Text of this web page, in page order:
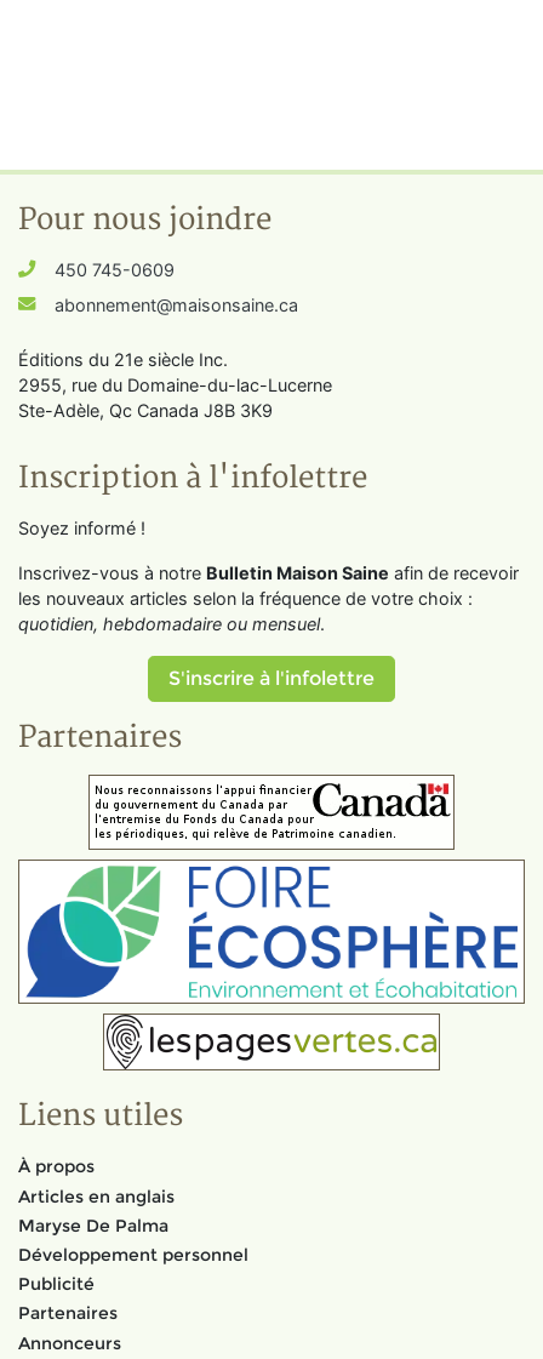
Pour nous joindre
450 745-0609
abonnement@maisonsaine.ca
Éditions du 21e siècle Inc.
2955, rue du Domaine-du-lac-Lucerne
Ste-Adèle, Qc Canada J8B 3K9
Inscription à l'infolettre
Soyez informé !
Inscrivez-vous à notre Bulletin Maison Saine afin de recevoir
les nouveaux articles selon la fréquence de votre choix :
quotidien, hebdomadaire ou mensuel.
S'inscrire à l'infolettre
Partenaires
Liens utiles
À propos
Articles en anglais
Maryse De Palma
Développement personnel
Publicité
Partenaires
Annonceurs